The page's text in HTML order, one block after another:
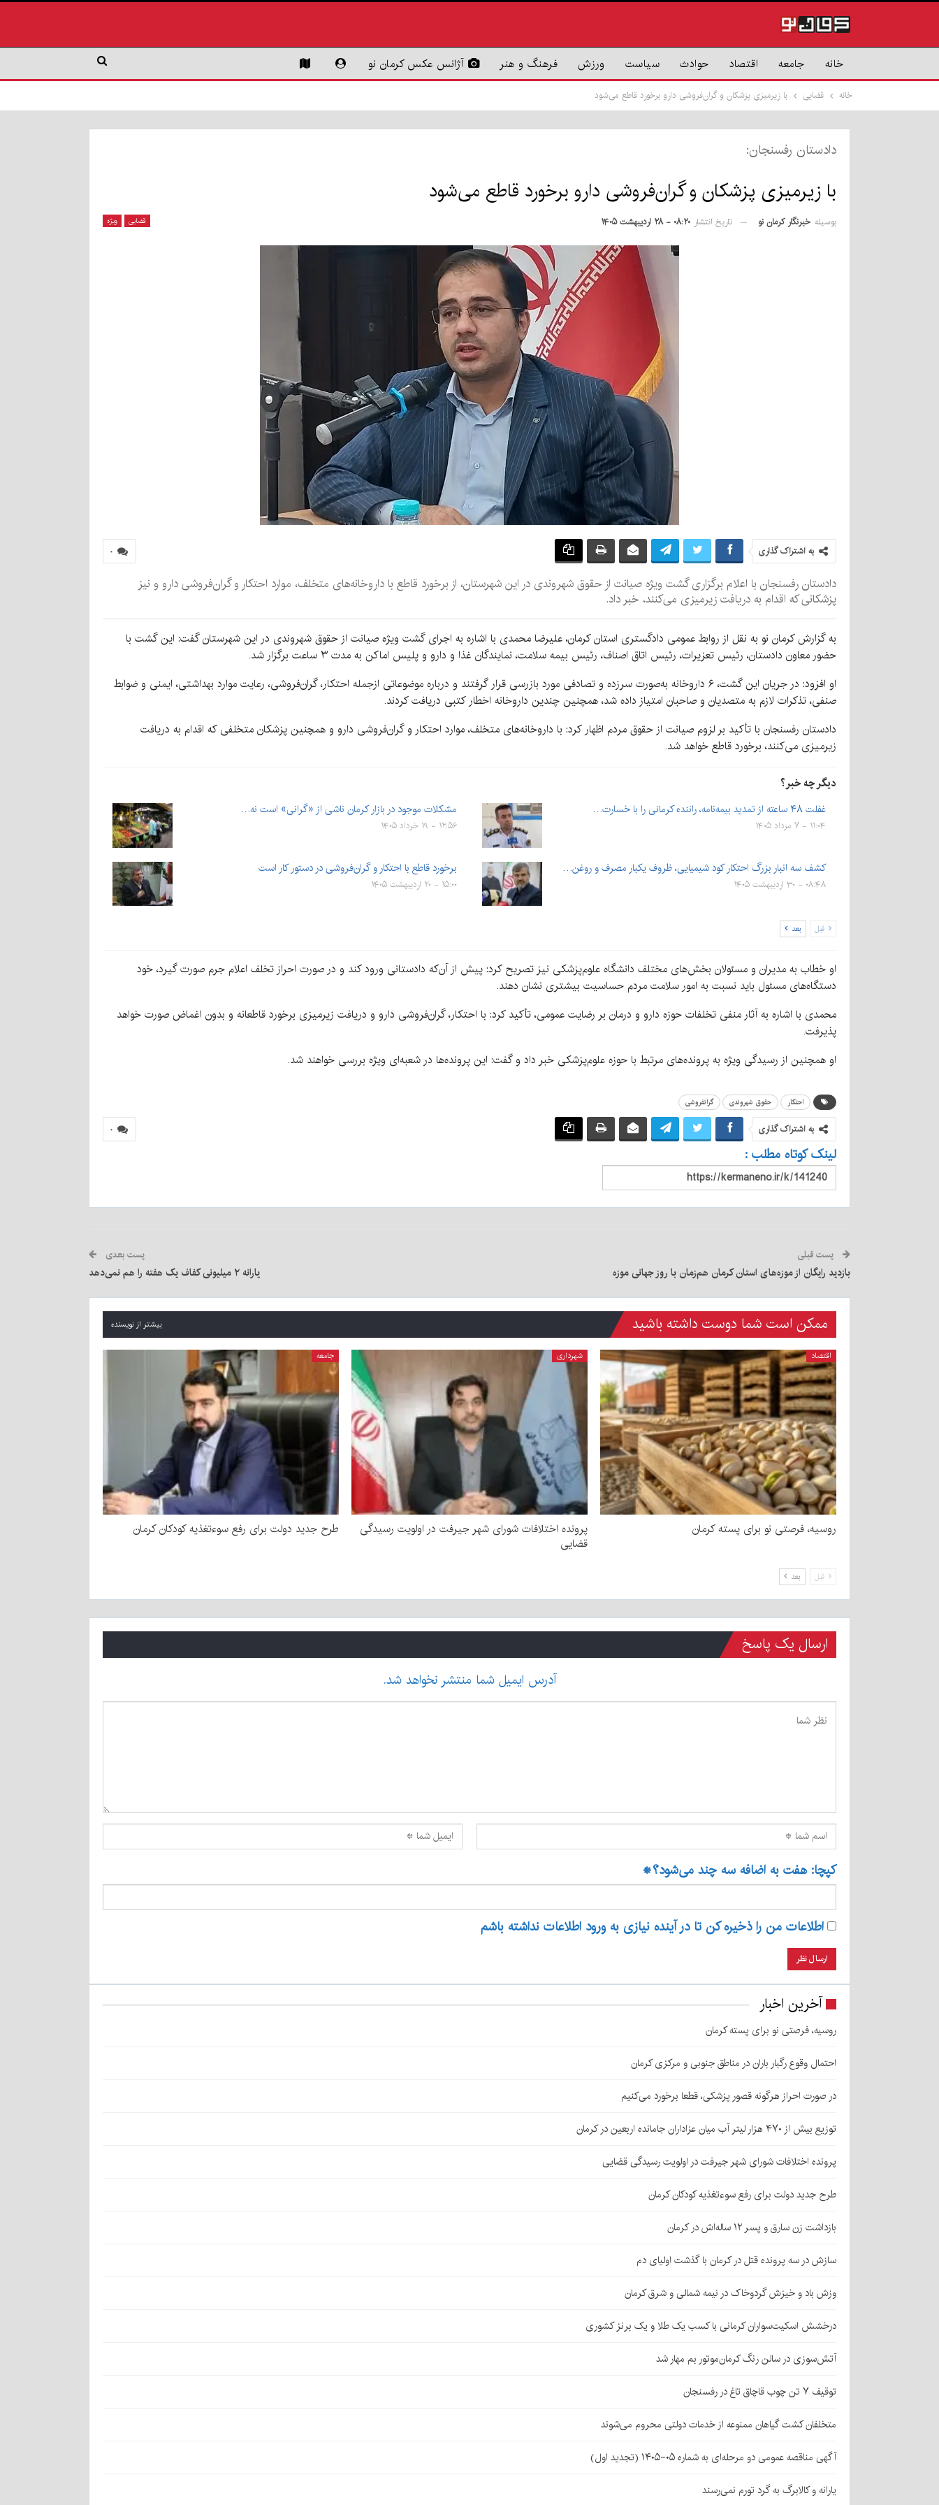
خانه جامعه اقتصاد حوادث سیاست ورزش فرهنگ و هنر آژانس عکس کرمان نو
خانه قضایی با زیرمیزی پزشکان و گران‌فروشی دارو برخورد قاطع می‌شود
دادستان رفسنجان:
با زیرمیزی پزشکان و گران‌فروشی دارو برخورد قاطع می‌شود
قضایی ویژه بوسیله خبرنگار کرمان نو تاریخ انتشار ۰۸:۲۰ - ۲۸ اردیبهشت ۱۴۰۵
۰ به اشتراک گذاری
دادستان رفسنجان با اعلام برگزاری گشت ویژه صیانت از حقوق شهروندی در این شهرستان، از برخورد قاطع با داروخانه‌های متخلف، موارد احتکار و گران‌فروشی دارو و نیز
پزشکانی که اقدام به دریافت زیرمیزی می‌کنند، خبر داد.
به گزارش کرمان نو به نقل از روابط عمومی دادگستری استان کرمان، علیرضا محمدی با اشاره به اجرای گشت ویژه صیانت از حقوق شهروندی در این شهرستان گفت: این گشت با
حضور معاون دادستان، رئیس تعزیرات، رئیس اتاق اصناف، رئیس بیمه سلامت، نمایندگان غذا و دارو و پلیس اماکن به مدت ۳ ساعت برگزار شد.
او افزود: در جریان این گشت، ۶ داروخانه به‌صورت سرزده و تصادفی مورد بازرسی قرار گرفتند و درباره موضوعاتی ازجمله احتکار، گران‌فروشی، رعایت موارد بهداشتی، ایمنی و ضوابط
صنفی، تذکرات لازم به متصدیان و صاحبان امتیاز داده شد، همچنین چندین داروخانه اخطار کتبی دریافت کردند.
دادستان رفسنجان با تأکید بر لزوم صیانت از حقوق مردم اظهار کرد: با داروخانه‌های متخلف، موارد احتکار و گران‌فروشی دارو و همچنین پزشکان متخلفی که اقدام به دریافت
زیرمیزی می‌کنند، برخورد قاطع خواهد شد.
دیگر چه خبر؟
غفلت ۴۸ ساعته از تمدید بیمه‌نامه، راننده کرمانی را با خسارت…
۱۱:۰۴ - ۷ مرداد ۱۴۰۵
مشکلات موجود در بازار کرمان ناشی از «گرانی» است نه…
۱۲:۵۶ - ۱۹ خرداد ۱۴۰۵
کشف سه انبار بزرگ احتکار کود شیمیایی، ظروف یکبار مصرف و روغن…
۰۸:۴۸ - ۳۰ اردیبهشت ۱۴۰۵
برخورد قاطع با احتکار و گران‌فروشی در دستور کار است
۱۵:۰۰ - ۲۰ اردیبهشت ۱۴۰۵
قبل بعد
او خطاب به مدیران و مسئولان بخش‌های مختلف دانشگاه علوم‌پزشکی نیز تصریح کرد: پیش از آن‌که دادستانی ورود کند و در صورت احراز تخلف اعلام جرم صورت گیرد، خود
دستگاه‌های مسئول باید نسبت به امور سلامت مردم حساسیت بیشتری نشان دهند.
محمدی با اشاره به آثار منفی تخلفات حوزه دارو و درمان بر رضایت عمومی، تأکید کرد: با احتکار، گران‌فروشی دارو و دریافت زیرمیزی برخورد قاطعانه و بدون اغماض صورت خواهد
پذیرفت.
او همچنین از رسیدگی ویژه به پرونده‌های مرتبط با حوزه علوم‌پزشکی خبر داد و گفت: این پرونده‌ها در شعبه‌ای ویژه بررسی خواهند شد.
احتکار حقوق شهروندی گرانفروشی
۰ به اشتراک گذاری
لینک کوتاه مطلب :
پست قبلی
بازدید رایگان از موزه‌های استان کرمان هم‌زمان با روز جهانی موزه
پست بعدی
یارانه ۲ میلیونی کفاف یک هفته را هم نمی‌دهد
ممکن است شما دوست داشته باشید بیشتر از نویسنده
اقتصاد
روسیه، فرصتی نو برای پسته کرمان
شهرداری
پرونده اختلافات شورای شهر جیرفت در اولویت رسیدگی
قضایی
جامعه
طرح جدید دولت برای رفع سوءتغذیه کودکان کرمان
قبل بعد
ارسال یک پاسخ
آدرس ایمیل شما منتشر نخواهد شد.
کپچا: هفت به اضافه سه چند می‌شود؟*
اطلاعات من را ذخیره کن تا در آینده نیازی به ورود اطلاعات نداشته باشم
آخرین اخبار
روسیه، فرصتی نو برای پسته کرمان
احتمال وقوع رگبار باران در مناطق جنوبی و مرکزی کرمان
در صورت احراز هرگونه قصور پزشکی، قطعا برخورد می‌کنیم
توزیع بیش از ۴۷۰ هزار لیتر آب میان عزاداران جامانده اربعین در کرمان
پرونده اختلافات شورای شهر جیرفت در اولویت رسیدگی قضایی
طرح جدید دولت برای رفع سوءتغذیه کودکان کرمان
بازداشت زن سارق و پسر ۱۲ ساله‌اش در کرمان
سازش در سه پرونده قتل در کرمان با گذشت اولیای دم
وزش باد و خیزش گردوخاک در نیمه شمالی و شرق کرمان
درخشش اسکیت‌سواران کرمانی با کسب یک طلا و یک برنز کشوری
آتش‌سوزی در سالن رنگ کرمان‌موتور بم مهار شد
توقیف ۷ تن چوب قاچاق تاغ در رفسنجان
متخلفان کشت گیاهان ممنوعه از خدمات دولتی محروم می‌شوند
آگهی مناقصه عمومی دو مرحله‌ای به شماره ۰۵-۱۴۰۵ (تجدید اول)
یارانه و کالابرگ به گرد تورم نمی‌رسند